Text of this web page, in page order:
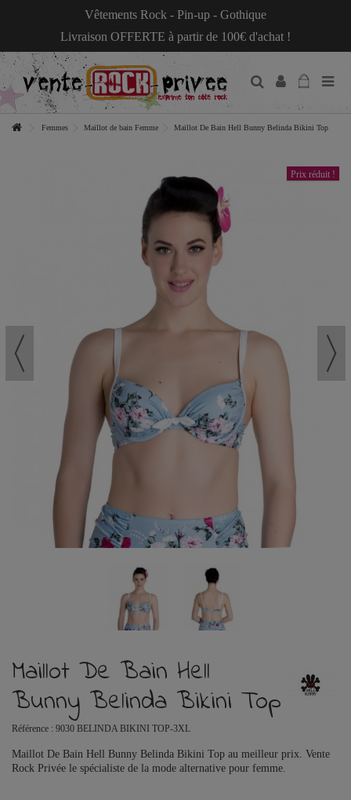
Vêtements Rock - Pin-up - Gothique
Livraison OFFERTE à partir de 100€ d'achat !
Femmes Maillot de bain Femme Maillot De Bain Hell Bunny Belinda Bikini Top
Prix réduit !
Maillot De Bain Hell
Bunny Belinda Bikini Top
Référence : 9030 BELINDA BIKINI TOP-3XL
Maillot De Bain Hell Bunny Belinda Bikini Top au meilleur prix. Vente
Rock Privée le spécialiste de la mode alternative pour femme.